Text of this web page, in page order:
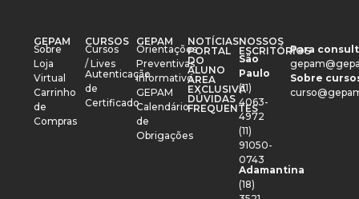
GEPAM
Sobre
Loja
Virtual
Carrinho
de
Compras
CURSOS
Cursos
/ Lives
Autenticação
de
Certificado
GEPAM
Orientações
Preventivas
Informativo
GEPAM
Calendário
de
Obrigações
NOTÍCIAS
PORTAL
DO
ALUNO
ÁREA
EXCLUSIVA
DÚVIDAS
FREQUENTES
NOSSOS
ESCRITÓRIOS
São
Paulo
(11)
4063-
4972
(11)
91050-
0743
Adamantina
(18)
Para
Sobre